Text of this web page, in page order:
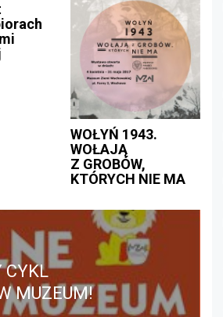
WOŁYŃ 1943.
WOŁAJĄ
Z GROBÓW,
KTÓRYCH NIE MA
CYKL
MUZEUM!